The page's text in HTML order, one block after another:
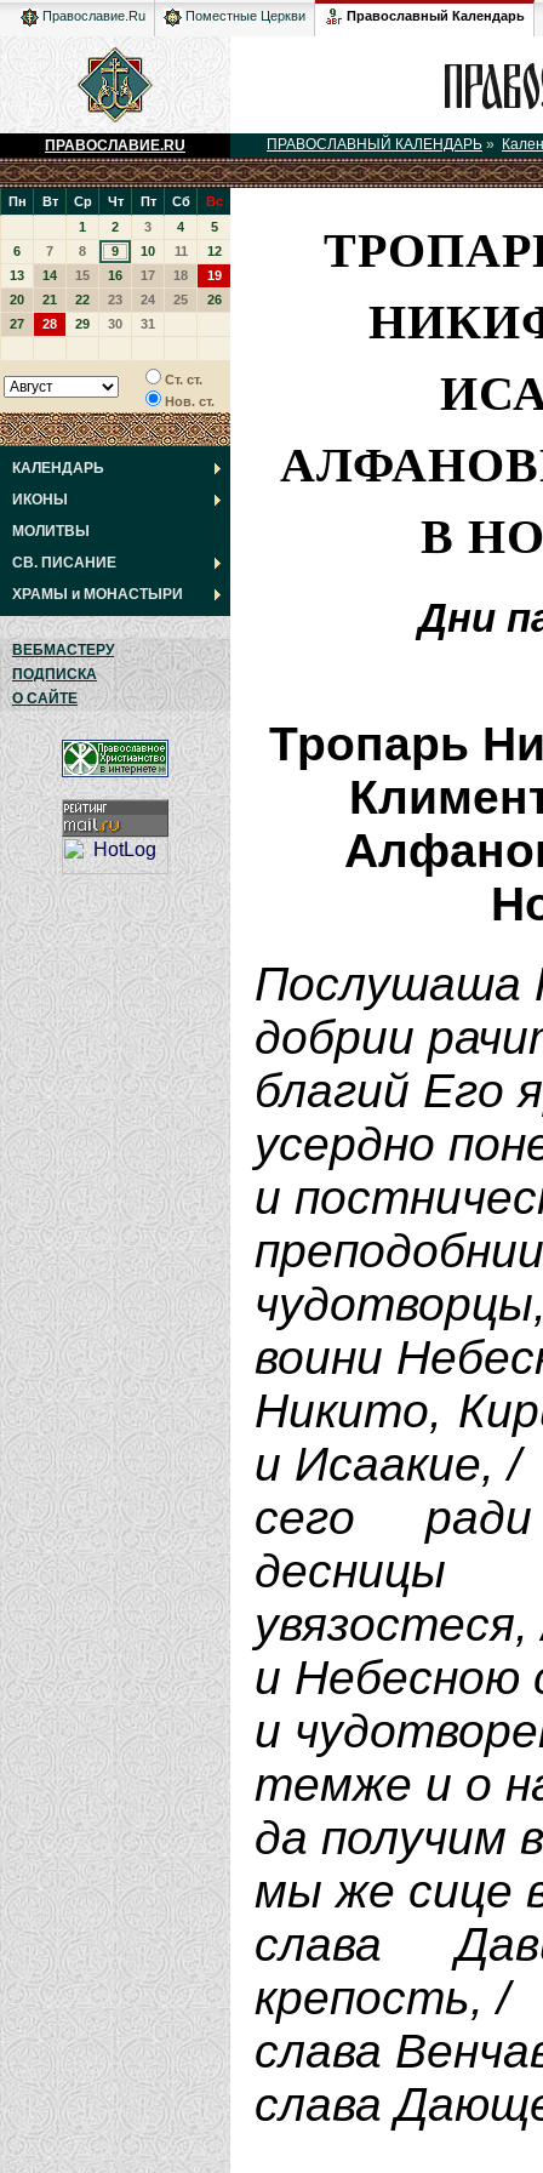
Православие.Ru Поместные Церкви Православный Календарь
ПРАВОСЛАВИЕ.RU ПРАВОСЛАВНЫЙ КАЛЕНДАРЬ »
Пн Вт Ср Чт Пт Сб
Вс
1
2 3 4
5
6
7 8 9 10 11
12
13
14 15 16 17 18
19
20
21 22 23 24 25
26
27
28 29 30 31
Ст. ст.
Нов. ст.
КАЛЕНДАРЬ
ИКОНЫ
МОЛИТВЫ
СВ. ПИСАНИЕ
ХРАМЫ и МОНАСТЫРИ
ВЕБМАСТЕРУ
ПОДПИСКА
О САЙТЕ
В
Дни
Тропарь
Послушаша
добрии
благий Его
усердно
и
воини
Никито,
и Исаакие, /
сего
десницы
увязостеся,
и Небесною
и
темже и о
да получим
мы же сице
слава
крепость, /
слава
слава